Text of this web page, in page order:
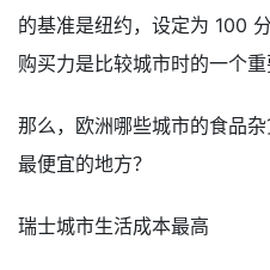
的基准是纽约，设定为 100
购买力是比较城市时的一个重
那么，欧洲哪些城市的食品
最便宜的地方？
瑞士城市生活成本最高